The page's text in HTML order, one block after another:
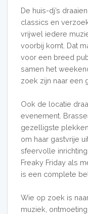
De huis-dj’s
classics en
vrijwel iedere
voorbij komt. Dat
voor een breed
samen het
zoek zijn naar een
Ook de locatie
evenement.
gezelligste
om haar gastvrije
sfeervolle
Freaky Friday als
is een complete
Wie op zoek is
muziek,